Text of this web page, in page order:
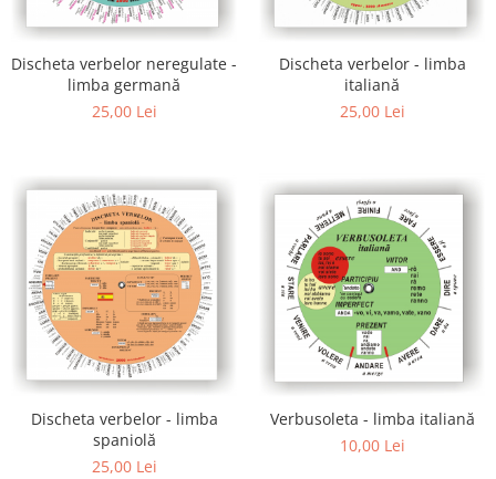
Povești
Reviste
Știință si natură
10+ ani
14+ ani
2-5 ani
5-7 ani
7-10 ani
Adulți
toate vârstele
Editura Univers
Cera
Editura Aramis
Discheta verbelor neregulate -
limba germană
25,00 Lei
Discheta verbelor - limba
italiană
25,00 Lei
Discheta verbelor - limba
spaniolă
25,00 Lei
Verbusoleta - limba italiană
10,00 Lei